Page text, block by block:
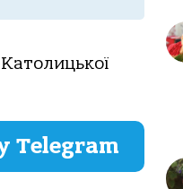
Telegram